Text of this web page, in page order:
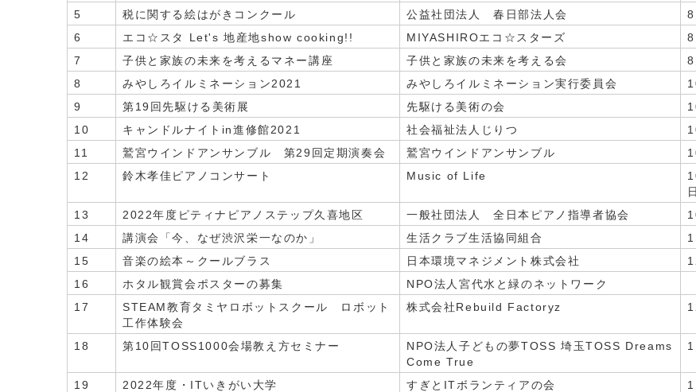
5
税に関する絵はがきコンクール 公益社団法人 春日部法人会
8
6
エコ☆スタ Let's 地産地show cooking!! MIYASHIROエコ☆スターズ
8
7
子供と家族の未来を考えるマネー講座 子供と家族の未来を考える会
8
8
みやしろイルミネーション2021 みやしろイルミネーション実行委員会
9
第19回先駆ける美術展 先駆ける美術の会
10
キャンドルナイトin進修館2021 社会福祉法人じりつ
11
鷲宮ウインドアンサンブル 第29回定期演奏会 鷲宮ウインドアンサンブル
12
鈴木孝佳ピアノコンサート Music of Life
13
2022年度ピティナピアノステップ久喜地区 一般社団法人 全日本ピアノ指導者協会
14
講演会「今、なぜ渋沢栄一なのか」 生活クラブ生活協同組合
15
音楽の絵本～クールブラス 日本環境マネジメント株式会社
16
ホタル観賞会ポスターの募集 NPO法人宮代水と緑のネットワーク
17
STEAM教育タミヤロボットスクール ロボット
工作体験会
株式会社Rebuild Factoryz
18 第10回TOSS1000会場教え方セミナー
NPO法人子どもの夢TOSS 埼玉TOSS Dreams
Come True
19 2022年度・ITいきがい大学 すぎとITボランティアの会